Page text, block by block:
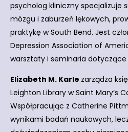
psycholog kliniczny specjalizuje
mózgu i zaburzeń lękowych,
praktykę w South Bend. Jest
Depression Association of
warsztaty i seminaria dotyczące
Elizabeth M. Karle zarządza
Leighton Library w Saint Mary’s
Współpracując z Catherine
wynikami badań naukowych,